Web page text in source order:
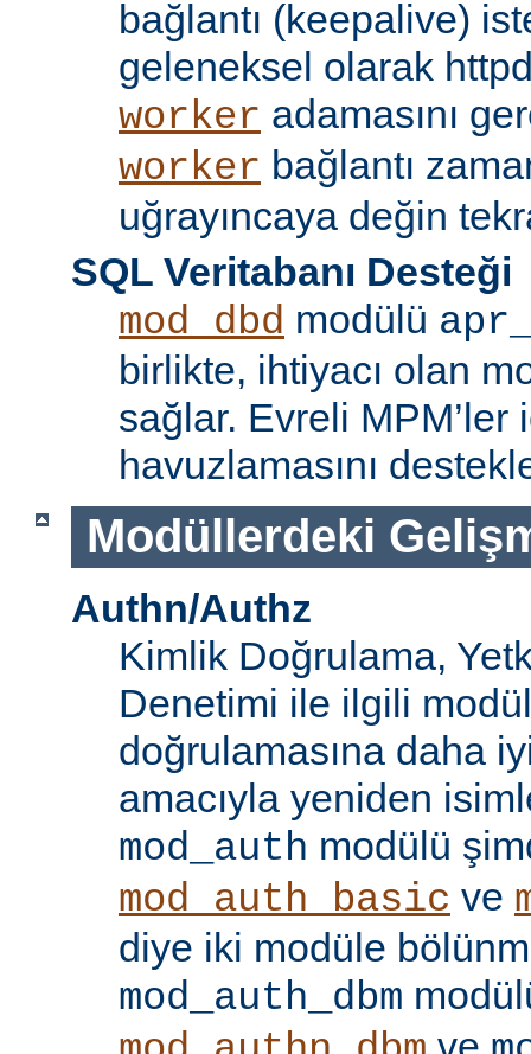
bağlantı (keepalive)
geleneksel olarak
worker adamasını
worker bağlantı
uğrayıncaya değin
SQL Veritabanı Desteği
mod_dbd modülü
birlikte, ihtiyacı olan
sağlar. Evreli MPM’ler
havuzlamasını
Modüllerdeki
Authn/Authz
Kimlik Doğrulama,
Denetimi ile ilgili
doğrulamasına daha
amacıyla yeniden
mod_auth modülü
mod_auth_basic ve
diye iki modüle
mod_auth_dbm